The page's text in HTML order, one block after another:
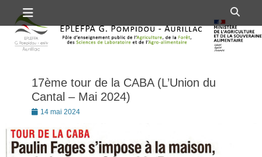
au
contenu
Premier menu
17ème tour de la CABA (L’Union du
Cantal – Mai 2024)
Posté14 mai 2024